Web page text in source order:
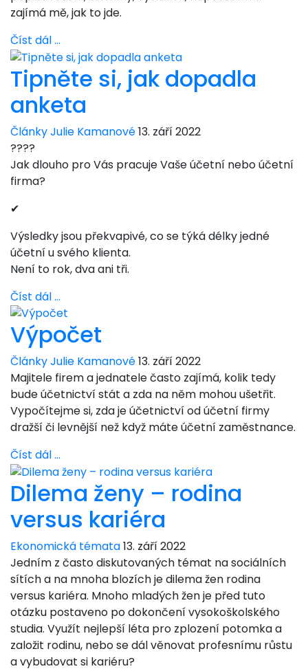
zajímá mě, jak to jde.
Číst dál …
Tipněte si, jak dopadla
anketa
Články Julie Kamanové13. září 2022
????
Jak dlouho pro Vás pracuje Vaše účetní nebo účetní
firma?
✔
Výsledky jsou překvapivé, co se týká délky jedné
účetní u svého klienta.
Není to rok, dva ani tři.
Číst dál …
Výpočet
Články Julie Kamanové13. září 2022
Majitele firem a jednatele často zajímá, kolik tedy
bude účetnictví stát a zda na něm mohou ušetřit.
Vypočítejme si, zda je účetnictví od účetní firmy
dražší či levnější než když máte účetní zaměstnance.
Číst dál …
Dilema ženy – rodina
versus kariéra
Ekonomická témata13. září 2022
Jedním z často diskutovaných témat na sociálních
sítích a na mnoha blozích je dilema žen rodina
versus kariéra. Mnoho mladých žen je před tuto
otázku postaveno po dokončení vysokoškolského
studia. Využít nejlepší léta pro zplození potomka a
založit rodinu, nebo se dál věnovat profesnímu růstu
a vybudovat si kariéru?